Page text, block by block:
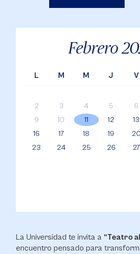
La Universidad te invita a “Teatro
encuentro pensado para
Febrero
L M M J V
2
3 4 5 6
9
10 11 12 13
16
17 18 19 20
23
24 25 26 27